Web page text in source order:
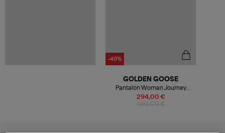
-40%
294,00 €
GOLDEN GOOSE
Pantalon Woman Journey
Papyrus